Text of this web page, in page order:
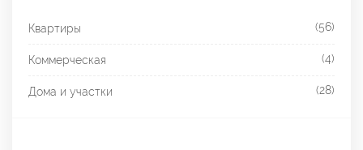
Квартиры (56)
Коммерческая (4)
Дома и участки (28)